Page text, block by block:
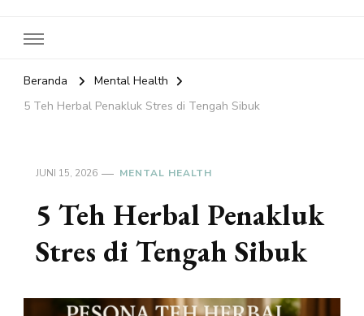
Beranda
Mental Health
5 Teh Herbal Penakluk Stres di Tengah Sibuk
JUNI 15, 2026 MENTAL HEALTH
5 Teh Herbal Penakluk
Stres di Tengah Sibuk